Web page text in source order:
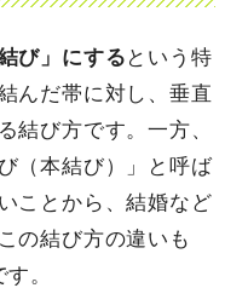
び」にする という特
んだ帯に対し、垂直
結び方です。一方、
（本結び）」と呼ば
ことから、結婚など
の結び方の違いも
。